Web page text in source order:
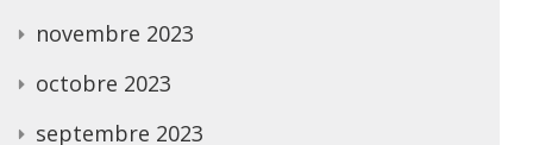
novembre 2023
octobre 2023
septembre 2023